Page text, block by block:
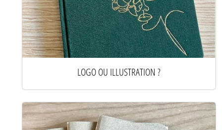
LOGO OU ILLUSTRATION ?